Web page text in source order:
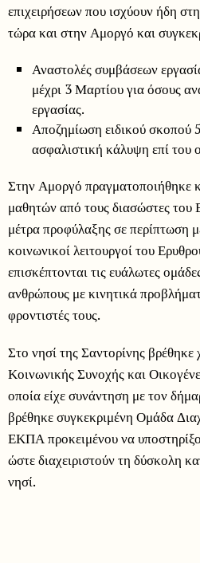
επιχειρήσεων που ισχύουν ήδη
τώρα και στην Αμοργό και
Αναστολές συμβάσεων
μέχρι 3 Μαρτίου για όσους
εργασίας.
Αποζημίωση ειδικού σκοπού
ασφαλιστική κάλυψη επί του
Στην Αμοργό πραγματοποιήθηκε
μαθητών από τους διασώστες του
μέτρα προφύλαξης σε περίπτωση
κοινωνικοί λειτουργοί του
επισκέπτονται τις ευάλωτες
ανθρώπους με κινητικά
φροντιστές τους.
Στο νησί της Σαντορίνης βρέθηκε
Κοινωνικής Συνοχής και
οποία είχε συνάντηση με τον
βρέθηκε συγκεκριμένη Ομάδα
ΕΚΠΑ προκειμένου να
ώστε διαχειριστούν τη δύσκολη
νησί.